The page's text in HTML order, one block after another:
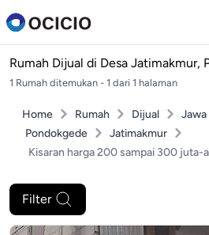
Rumah Dijual di Desa Jatimakmur,
1 Rumah ditemukan - 1 dari 1 halaman
Home Rumah Dijual Jawa
Pondokgede
Jatimakmur
Kisaran harga 200 sampai 300 juta-
Filter